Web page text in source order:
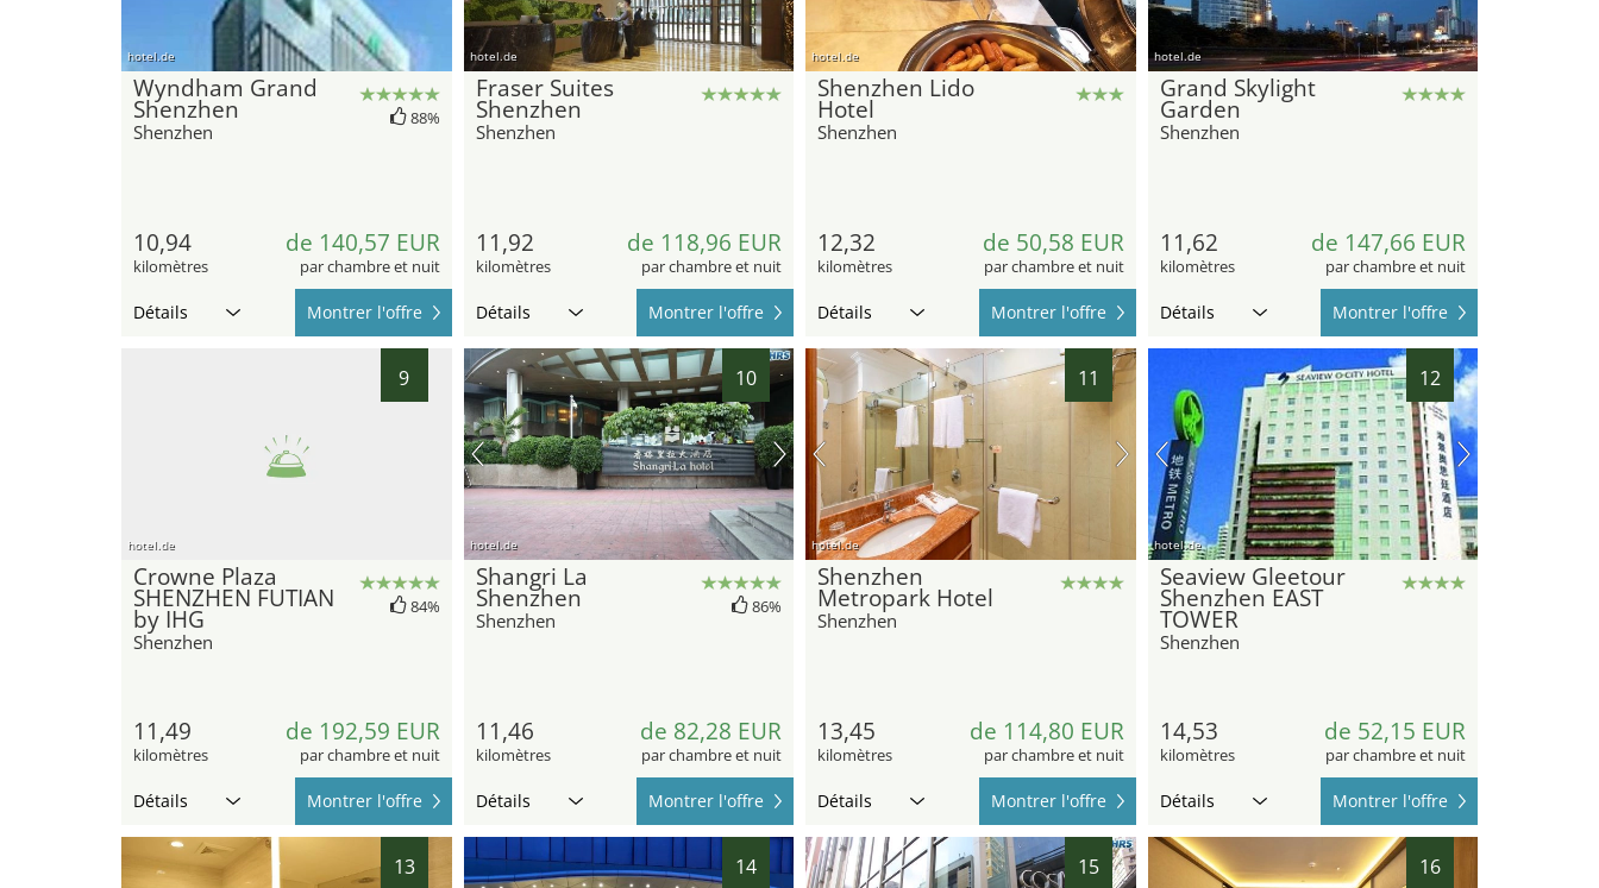
hotel.de
Wyndham Grand
Shenzhen
Shenzhen
88%
10,94
kilomètres
de 140,57 EUR
par chambre et nuit
Détails Montrer l'offre
hotel.de
Fraser Suites
Shenzhen
Shenzhen
11,92
kilomètres
de 118,96 EUR
par chambre et nuit
Détails Montrer l'offre
hotel.de
Shenzhen Lido
Hotel
Shenzhen
12,32
kilomètres
de 50,58 EUR
par chambre et nuit
Détails Montrer l'offre
hotel.de
Grand Skylight
Garden
Shenzhen
11,62
kilomètres
de 147,66 EUR
par chambre et nuit
Détails Montrer l'offre
9
hotel.de
Crowne Plaza
SHENZHEN FUTIAN
by IHG
Shenzhen
84%
11,49
kilomètres
de 192,59 EUR
par chambre et nuit
Détails Montrer l'offre
10
hotel.de
Shangri La
Shenzhen
Shenzhen
86%
11,46
kilomètres
de 82,28 EUR
par chambre et nuit
Détails Montrer l'offre
11
hotel.de
Shenzhen
Metropark Hotel
Shenzhen
13,45
kilomètres
de 114,80 EUR
par chambre et nuit
Détails Montrer l'offre
12
hotel.de
Seaview Gleetour
Shenzhen EAST
TOWER
Shenzhen
14,53
kilomètres
de 52,15 EUR
par chambre et nuit
Détails Montrer l'offre
13 14 15 16